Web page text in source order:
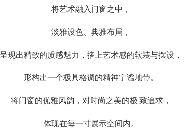
将艺术融入门窗之中，
淡雅设色、典雅布局，
呈现出精致的质感魅力，搭上艺术感的软装与摆设，
形构出一个极具格调的精神宁谧地带。
将门窗的优雅风韵，对时尚之美的极 致追求，
体现在每一寸展示空间内。